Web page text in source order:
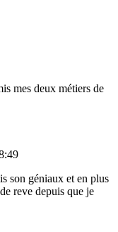
mes deux métiers de
son géniaux et en plus
reve depuis que je